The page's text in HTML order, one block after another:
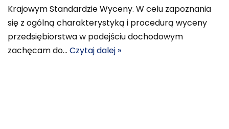
Krajowym Standardzie Wyceny. W celu zapoznania
się z ogólną charakterystyką i procedurą wyceny
przedsiębiorstwa w podejściu dochodowym
zachęcam do… Czytaj dalej »